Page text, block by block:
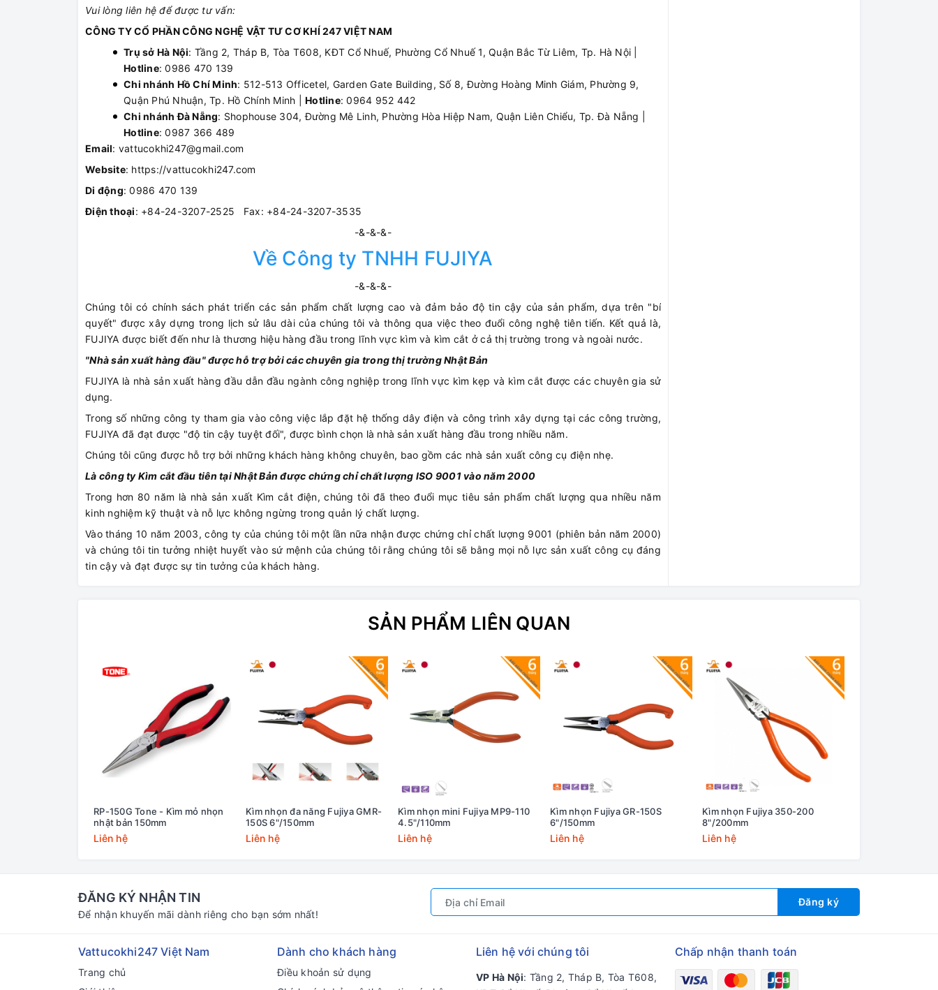
Vui lòng liên hệ để được tư vấn:
CÔNG TY CỔ PHẦN CÔNG NGHỆ VẬT TƯ CƠ KHÍ 247 VIỆT NAM
Trụ sở Hà Nội: Tầng 2, Tháp B, Tòa T608, KĐT Cổ Nhuế, Phường Cổ Nhuế 1, Quận Bắc Từ Liêm, Tp. Hà Nội |
Hotline: 0986 470 139
Chi nhánh Hồ Chí Minh: 512-513 Officetel, Garden Gate Building, Số 8, Đường Hoàng Minh Giám, Phường 9,
Quận Phú Nhuận, Tp. Hồ Chính Minh | Hotline: 0964 952 442
Chi nhánh Đà Nẵng: Shophouse 304, Đường Mê Linh, Phường Hòa Hiệp Nam, Quận Liên Chiểu, Tp. Đà Nẵng |
Hotline: 0987 366 489
Email: vattucokhi247@gmail.com
Website: https://vattucokhi247.com
Di động: 0986 470 139
Điện thoại: +84-24-3207-2525 Fax: +84-24-3207-3535
-&-&-&-
Về Công ty TNHH FUJIYA
-&-&-&-
Chúng tôi có chính sách phát triển các sản phẩm chất lượng cao và đảm bảo độ tin cậy của sản phẩm, dựa trên "bí
quyết" được xây dựng trong lịch sử lâu dài của chúng tôi và thông qua việc theo đuổi công nghệ tiên tiến. Kết quả là,
FUJIYA được biết đến như là thương hiệu hàng đầu trong lĩnh vực kìm và kìm cắt ở cả thị trường trong và ngoài nước.
"Nhà sản xuất hàng đầu" được hỗ trợ bởi các chuyên gia trong thị trường Nhật Bản
FUJIYA là nhà sản xuất hàng đầu dẫn đầu ngành công nghiệp trong lĩnh vực kìm kẹp và kìm cắt được các chuyên gia sử
dụng.
Trong số những công ty tham gia vào công việc lắp đặt hệ thống dây điện và công trình xây dựng tại các công trường,
FUJIYA đã đạt được "độ tin cậy tuyệt đối", được bình chọn là nhà sản xuất hàng đầu trong nhiều năm.
Chúng tôi cũng được hỗ trợ bởi những khách hàng không chuyên, bao gồm các nhà sản xuất công cụ điện nhẹ.
Là công ty Kìm cắt đầu tiên tại Nhật Bản được chứng chỉ chất lượng ISO 9001 vào năm 2000
Trong hơn 80 năm là nhà sản xuất Kìm cắt điện, chúng tôi đã theo đuổi mục tiêu sản phẩm chất lượng qua nhiều năm
kinh nghiệm kỹ thuật và nỗ lực không ngừng trong quản lý chất lượng.
Vào tháng 10 năm 2003, công ty của chúng tôi một lần nữa nhận được chứng chỉ chất lượng 9001 (phiên bản năm 2000)
và chúng tôi tin tưởng nhiệt huyết vào sứ mệnh của chúng tôi rằng chúng tôi sẽ bằng mọi nỗ lực sản xuất công cụ đáng
tin cậy và đạt được sự tin tưởng của khách hàng.
SẢN PHẨM LIÊN QUAN
RP-150G Tone - Kìm mỏ nhọn
nhật bản 150mm
Liên hệ
Kìm nhọn đa năng Fujiya GMR-
150S 6"/150mm
Liên hệ
Kìm nhọn mini Fujiya MP9-110
4.5"/110mm
Liên hệ
Kìm nhọn Fujiya GR-150S
6"/150mm
Liên hệ
Kìm nhọn Fujiya 350-200
8"/200mm
Liên hệ
ĐĂNG KÝ NHẬN TIN
Để nhận khuyến mãi dành riêng cho bạn sớm nhất!
Đăng ký
Vattucokhi247 Việt Nam
Trang chủ
Dành cho khách hàng
Điều khoản sử dụng
Liên hệ với chúng tôi
VP Hà Nội: Tầng 2, Tháp B, Tòa T608,
Chấp nhận thanh toán